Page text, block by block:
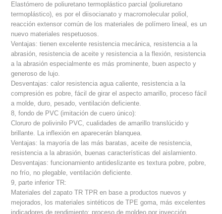
Elastómero de poliuretano termoplástico parcial (poliuretano
termoplástico), es por el diisocianato y macromolecular poliol,
reacción extensor común de los materiales de polímero lineal, es un
nuevo materiales respetuosos.
Ventajas: tienen excelente resistencia mecánica, resistencia a la
abrasión, resistencia de aceite y resistencia a la flexión, resistencia
a la abrasión especialmente es más prominente, buen aspecto y
generoso de lujo.
Desventajas: calor resistencia agua caliente, resistencia a la
compresión es pobre, fácil de girar el aspecto amarillo, proceso fácil
a molde, duro, pesado, ventilación deficiente.
8, fondo de PVC (imitación de cuero único):
Cloruro de polivinilo PVC, cualidades de amarillo translúcido y
brillante. La inflexión en aparecerán blanquea.
Ventajas: la mayoría de las más baratas, aceite de resistencia,
resistencia a la abrasión, buenas características del aislamiento.
Desventajas: funcionamiento antideslizante es textura pobre, pobre,
no frío, no plegable, ventilación deficiente.
9, parte inferior TR:
Materiales del zapato TR TPR en base a productos nuevos y
mejorados, los materiales sintéticos de TPE goma, más excelentes
indicadores de rendimiento; proceso de moldeo por inyección